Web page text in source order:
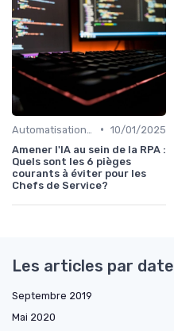
• 10/01/2025
Amener l'IA au sein de la RPA :
Quels sont les 6 pièges
courants à éviter pour les
Chefs de Service?
Les articles par date
Septembre 2019
Mai 2020